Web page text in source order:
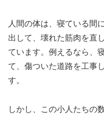
人間の体は、寝ている間
出して、壊れた筋肉を直
ています。例えるなら、
て、傷ついた道路を工事
す。
しかし、この小人たちの